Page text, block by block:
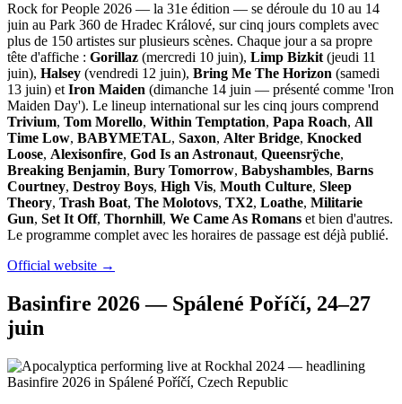
Rock for People 2026 — la 31e édition — se déroule du 10 au 14
juin au Park 360 de Hradec Králové, sur cinq jours complets avec
plus de 150 artistes sur plusieurs scènes. Chaque jour a sa propre
tête d'affiche : Gorillaz (mercredi 10 juin), Limp Bizkit(jeudi 11
juin), Halsey (vendredi 12 juin), Bring Me The Horizon (samedi
13 juin) etIron Maiden (dimanche 14 juin — présenté comme 'Iron
Maiden Day'). Le lineup international sur les cinq jours comprend
Trivium, Tom Morello, Within Temptation, Papa Roach, All
Time Low, BABYMETAL, Saxon, Alter Bridge, Knocked
Loose, Alexisonfire, God Is an Astronaut, Queensrÿche,
Breaking Benjamin, Bury Tomorrow, Babyshambles, Barns
Courtney, Destroy Boys, High Vis, Mouth Culture, Sleep
Theory, Trash Boat, The Molotovs, TX2, Loathe, Militarie
Gun, Set It Off, Thornhill, We Came As Romans et bien d'autres.
Le programme complet avec les horaires de passage est déjà publié.
Official website →
Basinfire 2026 — Spálené Poříčí, 24–27
juin